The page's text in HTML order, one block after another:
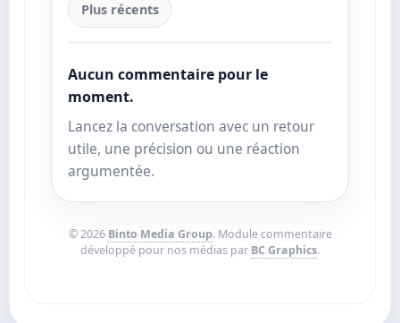
Plus récents
Aucun commentaire pour le
moment.
Lancez la conversation avec un retour
utile, une précision ou une réaction
argumentée.
© 2026 Binto Media Group. Module commentaire
développé pour nos médias par BC Graphics.